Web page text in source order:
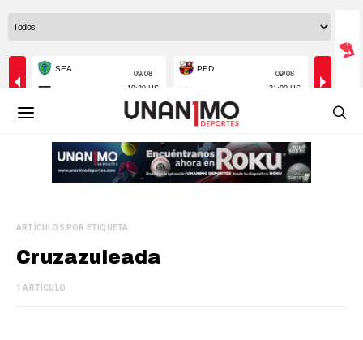
ARTÍCULOS POR ETIQUETA
Cruzazuleada
1 ARTÍCULO